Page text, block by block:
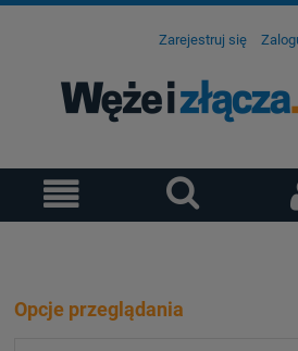
Zarejestruj się
Opcje przeglądania